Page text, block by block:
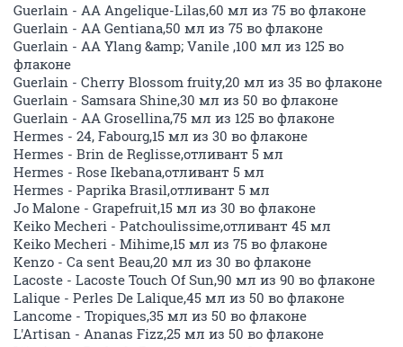
Guerlain - AA Angelique-Lilas,60 мл из 75 во флаконе
Guerlain - AA Gentiana,50 мл из 75 во флаконе
Guerlain - AA Ylang &amp; Vanile ,100 мл из 125 во
флаконе
Guerlain - Cherry Blossom fruity,20 мл из 35 во флаконе
Guerlain - Samsara Shine,30 мл из 50 во флаконе
Guerlain - AA Grosellina,75 мл из 125 во флаконе
Hermes - 24, Fabourg,15 мл из 30 во флаконе
Hermes - Brin de Reglisse,отливант 5 мл
Hermes - Rose Ikebana,отливант 5 мл
Hermes - Paprika Brasil,отливант 5 мл
Jo Malone - Grapefruit,15 мл из 30 во флаконе
Keiko Mecheri - Patchoulissime,отливант 45 мл
Keiko Mecheri - Mihime,15 мл из 75 во флаконе
Kenzo - Ca sent Beau,20 мл из 30 во флаконе
Lacoste - Lacoste Touch Of Sun,90 мл из 90 во флаконе
Lalique - Perles De Lalique,45 мл из 50 во флаконе
Lancome - Tropiques,35 мл из 50 во флаконе
L'Artisan - Ananas Fizz,25 мл из 50 во флаконе